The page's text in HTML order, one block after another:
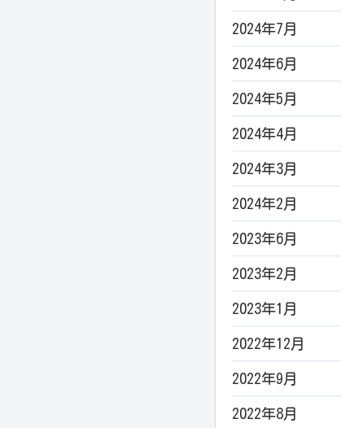
2024年7月
2024年6月
2024年5月
2024年4月
2024年3月
2024年2月
2023年6月
2023年2月
2023年1月
2022年12月
2022年9月
2022年8月